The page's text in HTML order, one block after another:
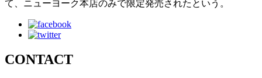
て、ニューヨーク本店のみで限定発売されたという。
CONTACT